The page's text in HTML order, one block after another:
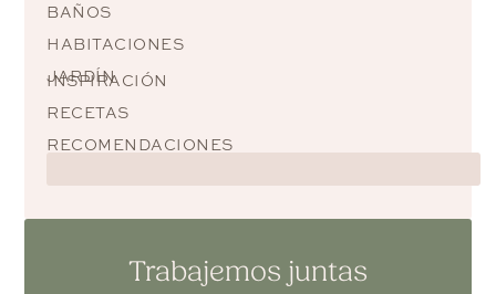
BAÑOS
HABITACIONES
JARDÍN
INSPIRACIÓN
RECETAS
RECOMENDACIONES
Trabajemos juntas